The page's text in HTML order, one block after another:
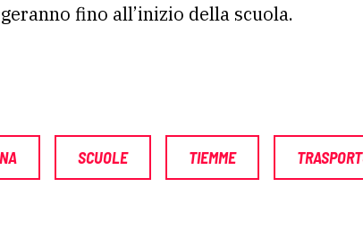
fino all’inizio della scuola.
SCUOLE TIEMME